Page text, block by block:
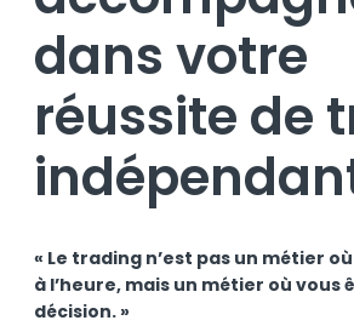
dans votre
réussite de
« Le trading n’est pas un métier
à l’heure, mais un métier où vous
décision. »